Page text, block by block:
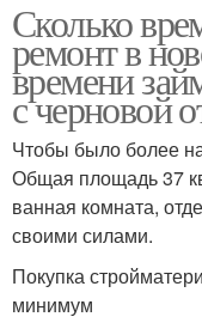
Сколько
ремонт в
времени
с черновой
Чтобы было более
Общая площадь 37
ванная комната,
своими силами.
Покупка
минимум